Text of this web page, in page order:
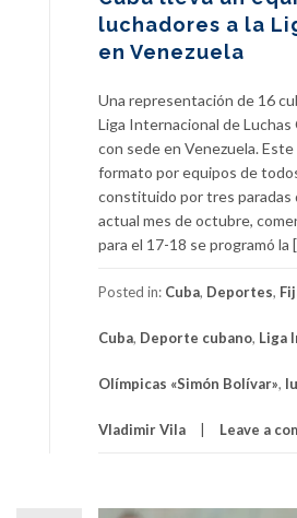
luchadores a la
en Venezuela
Una representación de 16
Liga Internacional de Luchas
con sede en Venezuela.
formato por equipos de
constituido por tres paradas
actual mes de octubre,
para el 17-18 se programó la
Posted in: Cuba, Deportes,
Cuba, Deporte cubano, Liga
Olímpicas «Simón Bolívar»,
Vladimir Vila Leave a